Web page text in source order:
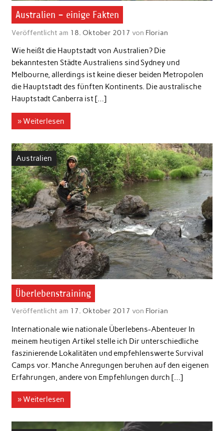
Australien – einige Fakten
Veröffentlicht am 18. Oktober 2017 von Florian
Wie heißt die Hauptstadt von Australien? Die
bekanntesten Städte Australiens sind Sydney und
Melbourne, allerdings ist keine dieser beiden Metropolen
die Hauptstadt des fünften Kontinents. Die australische
Hauptstadt Canberra ist […]
» Weiterlesen
Australien
Überlebenstraining
Veröffentlicht am 17. Oktober 2017 von Florian
Internationale wie nationale Überlebens-Abenteuer In
meinem heutigen Artikel stelle ich Dir unterschiedliche
faszinierende Lokalitäten und empfehlenswerte Survival
Camps vor. Manche Anregungen beruhen auf den eigenen
Erfahrungen, andere von Empfehlungen durch […]
» Weiterlesen